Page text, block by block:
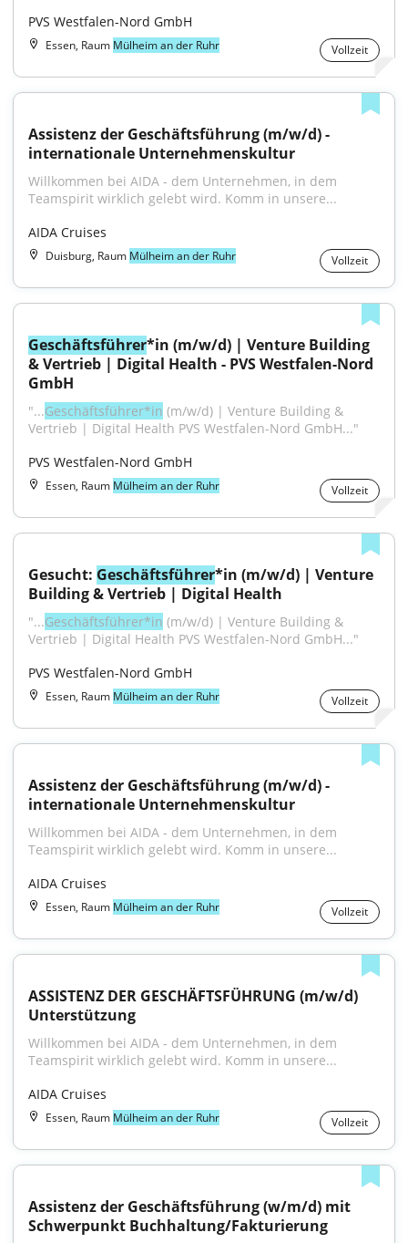
PVS Westfalen-Nord GmbH
Essen, Raum Mülheim an der Ruhr Vollzeit
Assistenz der Geschäftsführung (m/w/d) -
internationale Unternehmenskultur
Willkommen bei AIDA - dem Unternehmen, in dem
Teamspirit wirklich gelebt wird. Komm in unsere...
AIDA Cruises
Duisburg, Raum Mülheim an der Ruhr Vollzeit
Geschäftsführer*in (m/w/d) | Venture Building
& Vertrieb | Digital Health - PVS Westfalen-Nord
GmbH
"...Geschäftsführer*in (m/w/d) | Venture Building &
Vertrieb | Digital Health PVS Westfalen-Nord GmbH..."
PVS Westfalen-Nord GmbH
Essen, Raum Mülheim an der Ruhr Vollzeit
Gesucht: Geschäftsführer*in (m/w/d) | Venture
Building & Vertrieb | Digital Health
"...Geschäftsführer*in (m/w/d) | Venture Building &
Vertrieb | Digital Health PVS Westfalen-Nord GmbH..."
PVS Westfalen-Nord GmbH
Essen, Raum Mülheim an der Ruhr Vollzeit
Assistenz der Geschäftsführung (m/w/d) -
internationale Unternehmenskultur
Willkommen bei AIDA - dem Unternehmen, in dem
Teamspirit wirklich gelebt wird. Komm in unsere...
AIDA Cruises
Essen, Raum Mülheim an der Ruhr Vollzeit
ASSISTENZ DER GESCHÄFTSFÜHRUNG (m/w/d)
Unterstützung
Willkommen bei AIDA - dem Unternehmen, in dem
Teamspirit wirklich gelebt wird. Komm in unsere...
AIDA Cruises
Essen, Raum Mülheim an der Ruhr Vollzeit
Assistenz der Geschäftsführung (w/m/d) mit
Schwerpunkt Buchhaltung/Fakturierung